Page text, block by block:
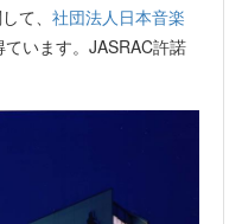
て、 社団法人日本音楽
います。JASRAC許諾